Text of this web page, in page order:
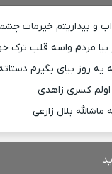
و بیداریتم خیرمات
بیا مردم واسه قلب ترک
یه روز بیای بگیرم
کسری زاهدی
ماشالله بلال زارعی